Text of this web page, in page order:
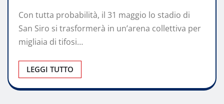
Con tutta probabilità, il 31 maggio lo stadio di
San Siro si trasformerà in un’arena collettiva per
migliaia di tifosi…
LEGGI TUTTO